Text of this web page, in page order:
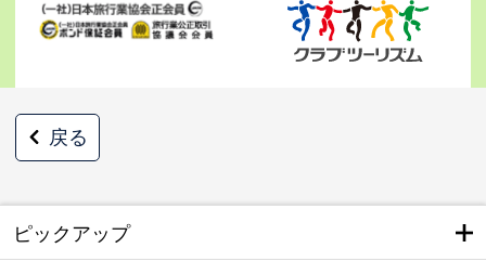
戻る
ピックアップ